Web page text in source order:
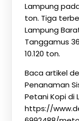
Lampung
ton. Tiga
Lampung
Tanggamus
10.120 ton.
Baca artikel
Penanaman
Petani Kopi di
https://